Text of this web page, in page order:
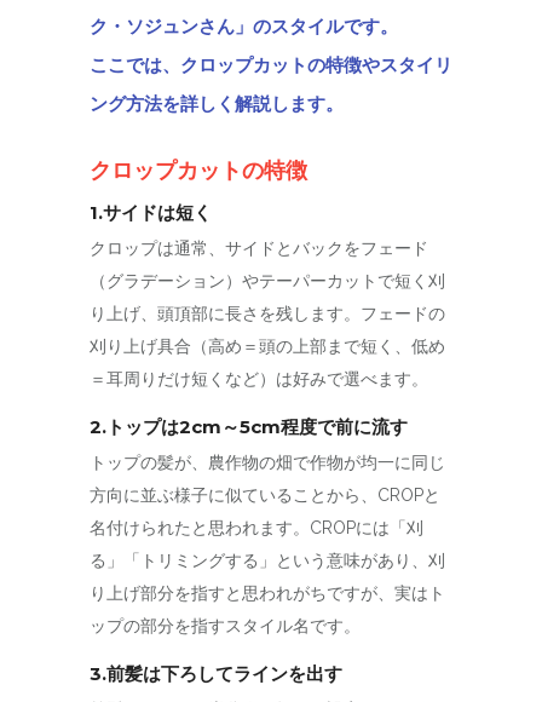
ク・ソジュンさん」のスタイルです。
ここでは、クロップカットの特徴やスタイリ
ング方法を詳しく解説します。
クロップカットの特徴
1.サイドは短く
クロップは通常、サイドとバックをフェード
（グラデーション）やテーパーカットで短く刈
り上げ、頭頂部に長さを残します。フェードの
刈り上げ具合（高め＝頭の上部まで短く、低め
＝耳周りだけ短くなど）は好みで選べます。
2.トップは2cm～5cm程度で前に流す
トップの髪が、農作物の畑で作物が均一に同じ
方向に並ぶ様子に似ていることから、CROPと
名付けられたと思われます。CROPには「刈
る」「トリミングする」という意味があり、刈
り上げ部分を指すと思われがちですが、実はト
ップの部分を指すスタイル名です。
3.前髪は下ろしてラインを出す